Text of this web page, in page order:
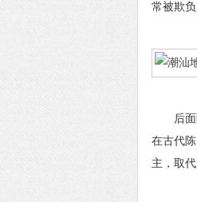
常被欺
后面陈
在古代
主，取